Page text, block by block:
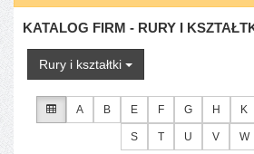
KATALOG FIRM - RURY I
Rury i kształtki
A B E F G H K
S T U V W